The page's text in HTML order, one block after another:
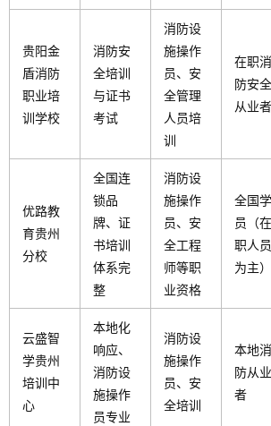
贵阳金
盾消防
职业培
训学校
消防安
全培训
与证书
考试
消防设
施操作
员、安
全管理
人员培
训
在职消
防安全
从业者
优路教
育贵州
分校
全国连
锁品
牌、证
书培训
体系完
整
消防设
施操作
员、安
全工程
师等职
业资格
全国学
员（在
职人员
为主）
云盛智
学贵州
培训中
心
本地化
响应、
消防设
施操作
员专业
消防设
施操作
员、安
全培训
本地消
防从业
者